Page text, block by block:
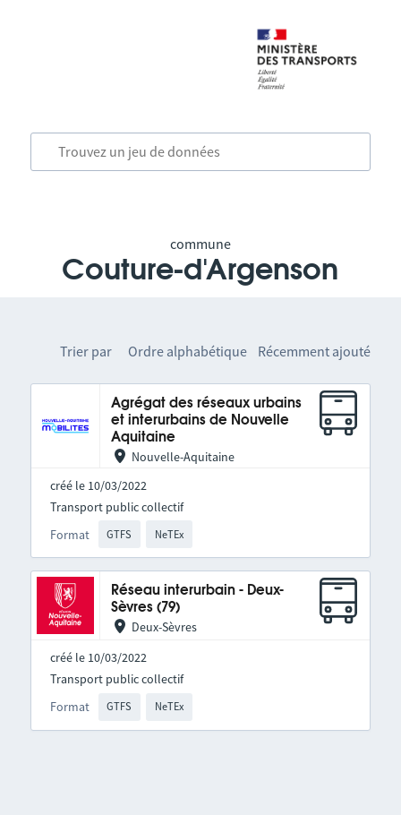
commune
Couture-d'Argenson
Trier par Ordre alphabétique Récemment ajouté
Agrégat des réseaux urbains
et interurbains de Nouvelle
Aquitaine
Nouvelle-Aquitaine
créé le 10/03/2022
Format GTFS NeTEx
Transport public collectif
Réseau interurbain - Deux-
Sèvres (79)
Deux-Sèvres
créé le 10/03/2022
Format GTFS NeTEx
Transport public collectif